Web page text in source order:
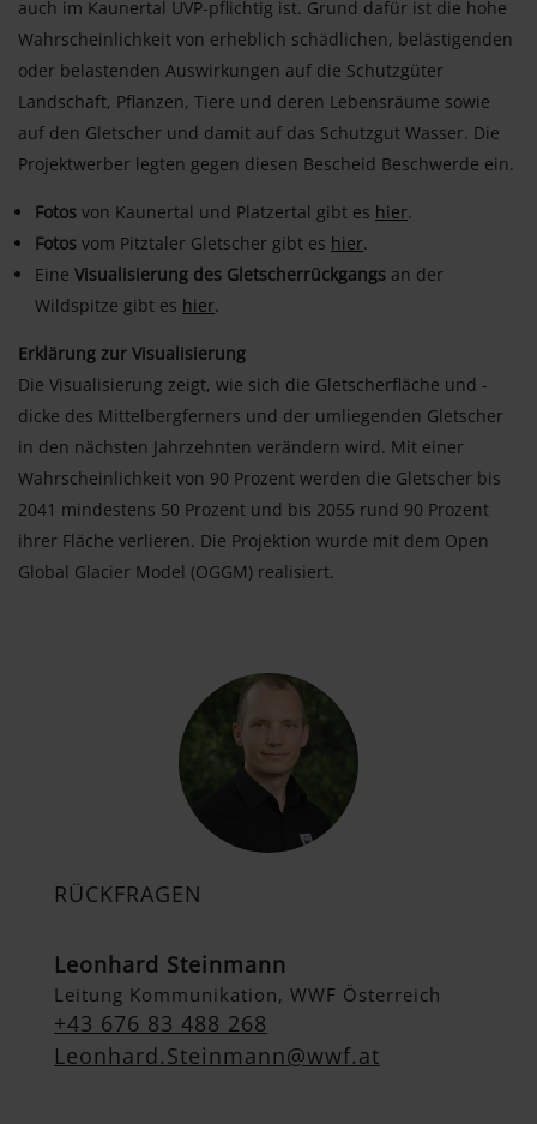
auch im Kaunertal UVP-pflichtig ist. Grund dafür ist die hohe
Wahrscheinlichkeit von erheblich schädlichen, belästigenden
oder belastenden Auswirkungen auf die Schutzgüter
Landschaft, Pflanzen, Tiere und deren Lebensräume sowie
auf den Gletscher und damit auf das Schutzgut Wasser. Die
Projektwerber legten gegen diesen Bescheid Beschwerde ein.
Fotos von Kaunertal und Platzertal gibt es hier.
Fotos vom Pitztaler Gletscher gibt es hier.
Eine Visualisierung des Gletscherrückgangs an der
Wildspitze gibt es hier.
Erklärung zur Visualisierung
Die Visualisierung zeigt, wie sich die Gletscherfläche und -
dicke des Mittelbergferners und der umliegenden Gletscher
in den nächsten Jahrzehnten verändern wird. Mit einer
Wahrscheinlichkeit von 90 Prozent werden die Gletscher bis
2041 mindestens 50 Prozent und bis 2055 rund 90 Prozent
ihrer Fläche verlieren. Die Projektion wurde mit dem Open
Global Glacier Model (OGGM) realisiert.
RÜCKFRAGEN
Leonhard Steinmann
Leitung Kommunikation, WWF Österreich
+43 676 83 488 268
Leonhard.Steinmann@wwf.at